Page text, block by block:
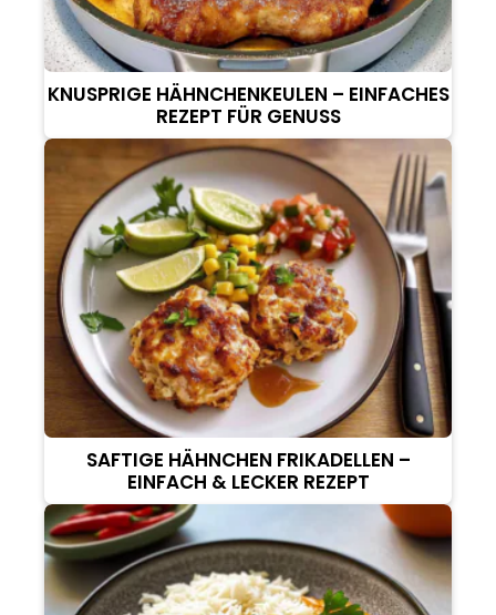
KNUSPRIGE HÄHNCHENKEULEN – EINFACHES
REZEPT FÜR GENUSS
SAFTIGE HÄHNCHEN FRIKADELLEN –
EINFACH & LECKER REZEPT